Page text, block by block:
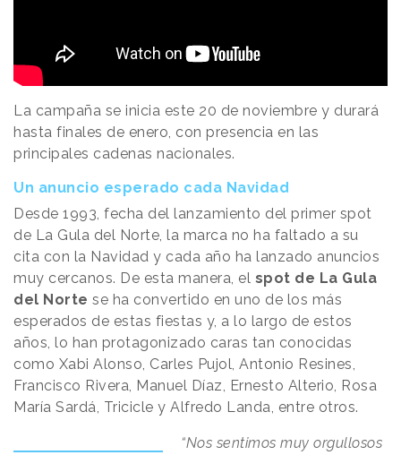
La campaña se inicia este 20 de noviembre y durará
hasta finales de enero, con presencia en las
principales cadenas nacionales.
Un anuncio esperado cada Navidad
Desde 1993, fecha del lanzamiento del primer spot
de La Gula del Norte, la marca no ha faltado a su
cita con la Navidad y cada año ha lanzado anuncios
muy cercanos. De esta manera, el spot de La Gula
del Norte se ha convertido en uno de los más
esperados de estas fiestas y, a lo largo de estos
años, lo han protagonizado caras tan conocidas
como Xabi Alonso, Carles Pujol, Antonio Resines,
Francisco Rivera, Manuel Díaz, Ernesto Alterio, Rosa
María Sardá, Tricicle y Alfredo Landa, entre otros.
“Nos sentimos muy orgullosos